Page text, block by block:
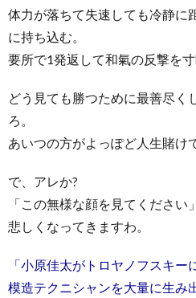
体力が落ちて失速しても冷静に
に持ち込む。
要所で1発返して和氣の反撃を寸
どう見ても勝つために最善尽く
ろ。
あいつの方がよっぽど人生賭け
で、アレか?
「この無様な顔を見てください
悲しくなってきますわ。
「小原佳太がトロヤノフスキ
模造テクニシャンを大量に生み